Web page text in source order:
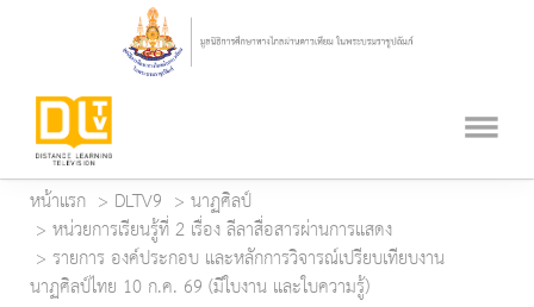
หน้าแรก DLTV9
นาฏศิลป์
หน่วยการเรียนรู้ที่ 2 เรื่อง ลีลาสื่อสารผ่านการแสดง
รายการ องค์ประกอบ และหลักการวิจารณ์เปรียบเทียบงาน
นาฏศิลป์ไทย 10 ก.ค. 69 (มีใบงาน และใบความรู้)